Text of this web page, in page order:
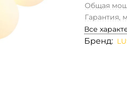
Общая
Гарантия,
Все
Бренд: